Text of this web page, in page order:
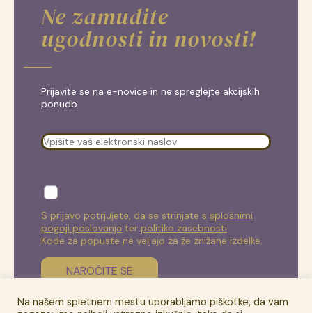
Ne zamudite
ugodnosti in novosti!
Prijavite se na e-novice in ne spreglejte akcijskih
ponudb
S prijavo potrjujete, da se strinjate s splošnimi
pogoji poslovanja ter politiko zasebnosti.
Kode za popuste ne veljajo za že znižane izdelke.
Na našem spletnem mestu uporabljamo piškotke, da vam